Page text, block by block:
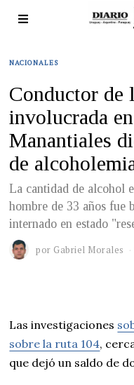
NACIONALES
Conductor de
involucrada
Manantiales
de
La cantidad de alcohol
hombre de 33 años fue
internado en estado
por Gabriel Morales
Las investigaciones
sobre la ruta 104,
que dejó un saldo de